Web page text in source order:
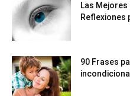
Las Mejores
Reflexiones
90 Frases
incondicional